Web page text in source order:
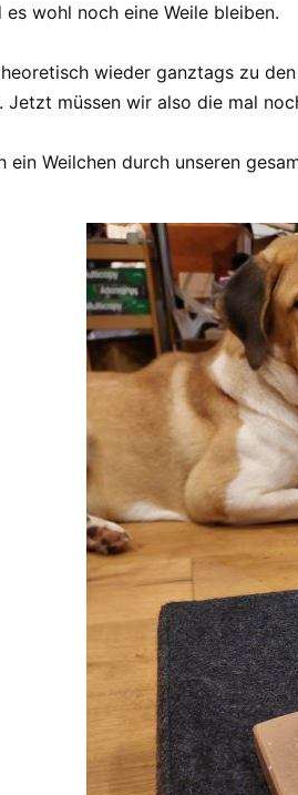
wohl noch eine Weile bleiben.
wieder ganztags zu
müssen wir also die mal
Weilchen durch unseren